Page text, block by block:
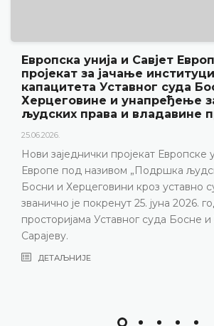
у
у
Уставни суд БиХ
резултате рада и
„Годишњак“
18.05.2026.
представљени
резултати рада
изазови с којима се
година, нарочито
састава